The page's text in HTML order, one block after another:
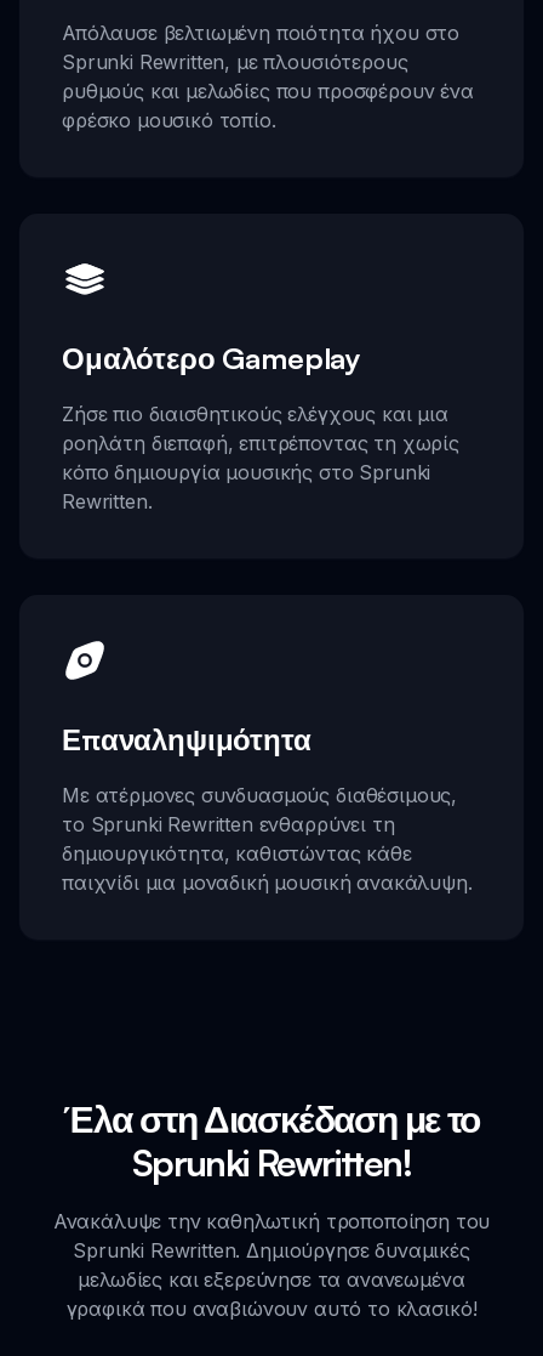
Απόλαυσε βελτιωμένη ποιότητα ήχου στο
Sprunki Rewritten, με πλουσιότερους
ρυθμούς και μελωδίες που προσφέρουν ένα
φρέσκο μουσικό τοπίο.
Ομαλότερο Gameplay
Ζήσε πιο διαισθητικούς ελέγχους και μια
ροηλάτη διεπαφή, επιτρέποντας τη χωρίς
κόπο δημιουργία μουσικής στο Sprunki
Rewritten.
Επαναληψιμότητα
Με ατέρμονες συνδυασμούς διαθέσιμους,
το Sprunki Rewritten ενθαρρύνει τη
δημιουργικότητα, καθιστώντας κάθε
παιχνίδι μια μοναδική μουσική ανακάλυψη.
Έλα στη Διασκέδαση με το
Sprunki Rewritten!
Ανακάλυψε την καθηλωτική τροποποίηση του
Sprunki Rewritten. Δημιούργησε δυναμικές
μελωδίες και εξερεύνησε τα ανανεωμένα
γραφικά που αναβιώνουν αυτό το κλασικό!